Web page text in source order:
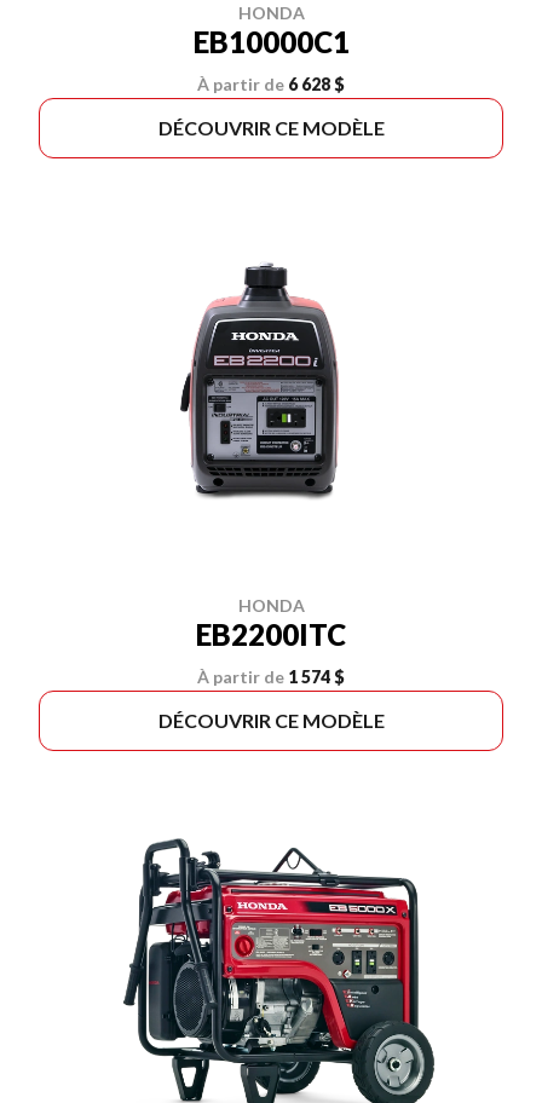
HONDA
EB10000C1
À partir de 6 628 $
DÉCOUVRIR CE MODÈLE
HONDA
EB2200ITC
À partir de 1 574 $
DÉCOUVRIR CE MODÈLE